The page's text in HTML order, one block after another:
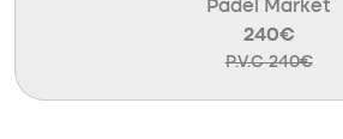
Padel Market
240€
P.V.C 240€